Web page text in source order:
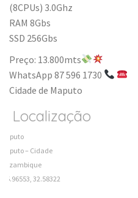
(8CPUs) 3.0Ghz
RAM 8Gbs
SSD 256Gbs
Preço: 13.800mts
WhatsApp 87 596 1730
Cidade de Maputo
Localização
Maputo
Maputo – Cidade
Mozambique
-25.96553, 32.58322